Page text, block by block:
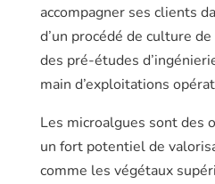
accompagner ses clients
d’un procédé de culture
des pré-études
main d’exploitations
Les microalgues sont des
un fort potentiel de
comme les végé­taux